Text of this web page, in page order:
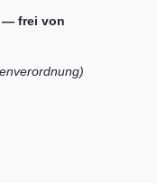
— frei von